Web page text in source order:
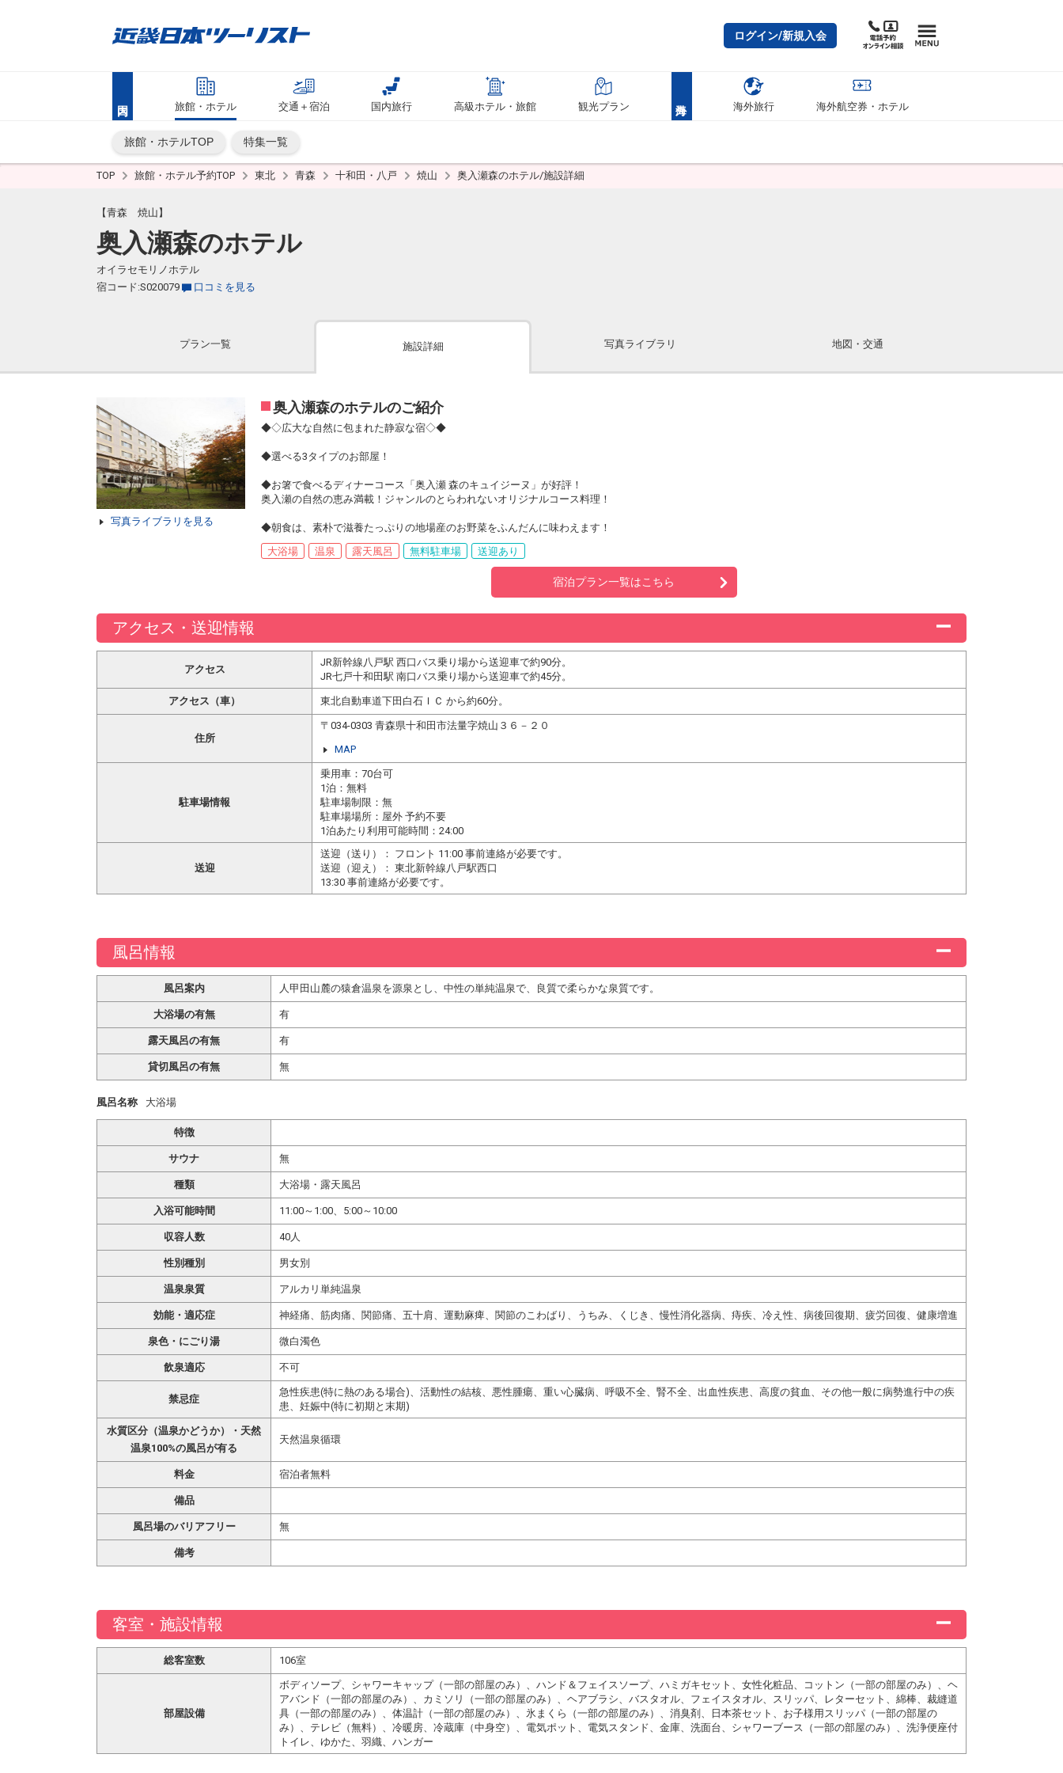
ログイン/新規入会
旅館・ホテル 交通＋宿泊 国内旅行 高級ホテル・旅館 観光プラン 海外旅行 海外航空券・ホテル
旅館・ホテルTOP 特集一覧
TOP 旅館・ホテル予約TOP 東北 青森 十和田・八戸 焼山 奥入瀬森のホテル/施設詳細
【青森 焼山】
奥入瀬森のホテル
オイラセモリノホテル
宿コード:S020079
口コミを見る
プラン一覧 施設詳細 写真ライブラリ 地図・交通
写真ライブラリを見る
奥入瀬森のホテルのご紹介
◆◇広大な自然に包まれた静寂な宿◇◆
◆選べる3タイプのお部屋！
◆お箸で食べるディナーコース「奥入瀬 森のキュイジーヌ」が好評！
奥入瀬の自然の恵み満載！ジャンルのとらわれないオリジナルコース料理！
◆朝食は、素朴で滋養たっぷりの地場産のお野菜をふんだんに味わえます！
大浴場
温泉 露天風呂 無料駐車場 送迎あり
宿泊プラン一覧はこちら
アクセス・送迎情報
アクセス
JR新幹線八戸駅 西口バス乗り場から送迎車で約90分。
JR七戸十和田駅 南口バス乗り場から送迎車で約45分。
アクセス（車） 東北自動車道下田白石ＩＣ から約60分。
住所
〒034-0303 青森県十和田市法量字焼山３６－２０
MAP
駐車場情報
乗用車：70台可
1泊：無料
駐車場制限：無
駐車場場所：屋外 予約不要
1泊あたり利用可能時間：24:00
送迎
送迎（送り）： フロント 11:00 事前連絡が必要です。
送迎（迎え）： 東北新幹線八戸駅西口
13:30 事前連絡が必要です。
風呂情報
風呂案内 人甲田山麓の猿倉温泉を源泉とし、中性の単純温泉で、良質で柔らかな泉質です。
大浴場の有無 有
露天風呂の有無 有
貸切風呂の有無 無
風呂名称 大浴場
特徴
サウナ 無
種類 大浴場・露天風呂
入浴可能時間 11:00～1:00、5:00～10:00
収容人数 40人
性別種別 男女別
温泉泉質 アルカリ単純温泉
効能・適応症 神経痛、筋肉痛、関節痛、五十肩、運動麻痺、関節のこわばり、うちみ、くじき、慢性消化器病、痔疾、冷え性、病後回復期、疲労回復、健康増進
泉色・にごり湯 微白濁色
飲泉適応 不可
禁忌症
急性疾患(特に熱のある場合)、活動性の結核、悪性腫瘍、重い心臓病、呼吸不全、腎不全、出血性疾患、高度の貧血、その他一般に病勢進行中の疾
患、妊娠中(特に初期と末期)
水質区分（温泉かどうか）・天然
温泉100%の風呂が有る
天然温泉循環
料金 宿泊者無料
備品
風呂場のバリアフリー 無
備考
客室・施設情報
総客室数 106室
部屋設備
ボディソープ、シャワーキャップ（一部の部屋のみ）、ハンド＆フェイスソープ、ハミガキセット、女性化粧品、コットン（一部の部屋のみ）、ヘ
アバンド（一部の部屋のみ）、カミソリ（一部の部屋のみ）、ヘアブラシ、バスタオル、フェイスタオル、スリッパ、レターセット、綿棒、裁縫道
具（一部の部屋のみ）、体温計（一部の部屋のみ）、氷まくら（一部の部屋のみ）、消臭剤、日本茶セット、お子様用スリッパ（一部の部屋の
み）、テレビ（無料）、冷暖房、冷蔵庫（中身空）、電気ポット、電気スタンド、金庫、洗面台、シャワーブース（一部の部屋のみ）、洗浄便座付
トイレ、ゆかた、羽織、ハンガー